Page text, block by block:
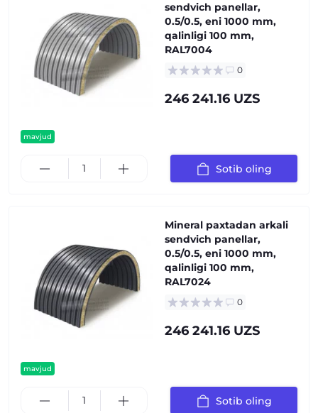
mavjud
sendvich panellar,
0.5/0.5, eni 1000 mm,
qalinligi 100 mm,
RAL7004
0
246 241.16 UZS
Sotib oling
mavjud
Mineral paxtadan arkali
sendvich panellar,
0.5/0.5, eni 1000 mm,
qalinligi 100 mm,
RAL7024
0
246 241.16 UZS
Sotib oling